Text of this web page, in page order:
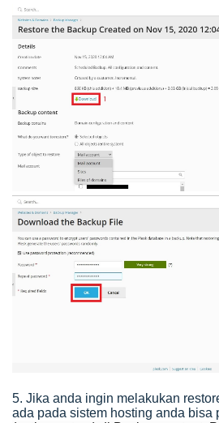
5. Jika anda ingin melakukan
ada pada sistem hosting anda bisa